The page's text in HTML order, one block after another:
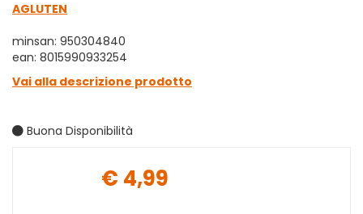
AGLUTEN
minsan: 950304840
ean: 8015990933254
Vai alla descrizione prodotto
Buona Disponibilità
€ 4,99